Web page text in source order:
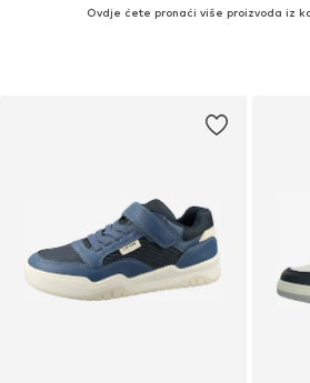
Ovdje ćete pronaći više proizvoda iz